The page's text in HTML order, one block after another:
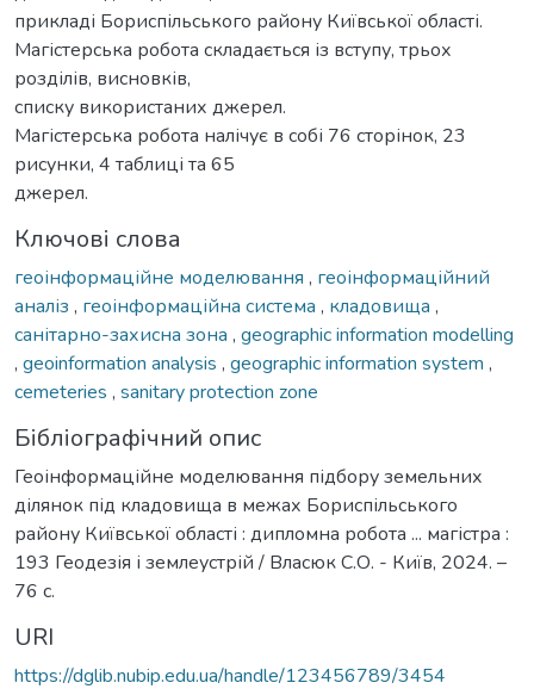
прикладі Бориспільського району Київської області.
Магістерська робота складається із вступу, трьох
розділів, висновків,
списку використаних джерел.
Магістерська робота налічує в собі 76 сторінок, 23
рисунки, 4 таблиці та 65
джерел.
Ключові слова
геоінформаційне моделювання , геоінформаційний
аналіз , геоінформаційна система , кладовища ,
санітарно-захисна зона , geographic information modelling
, geoinformation analysis , geographic information system ,
cemeteries , sanitary protection zone
Бібліографічний опис
Геоінформаційне моделювання підбору земельних
ділянок під кладовища в межах Бориспільського
району Київської області : дипломна робота ... магістра :
193 Геодезія і землеустрій / Власюк С.О. - Київ, 2024. –
76 с.
URI
https://dglib.nubip.edu.ua/handle/123456789/3454